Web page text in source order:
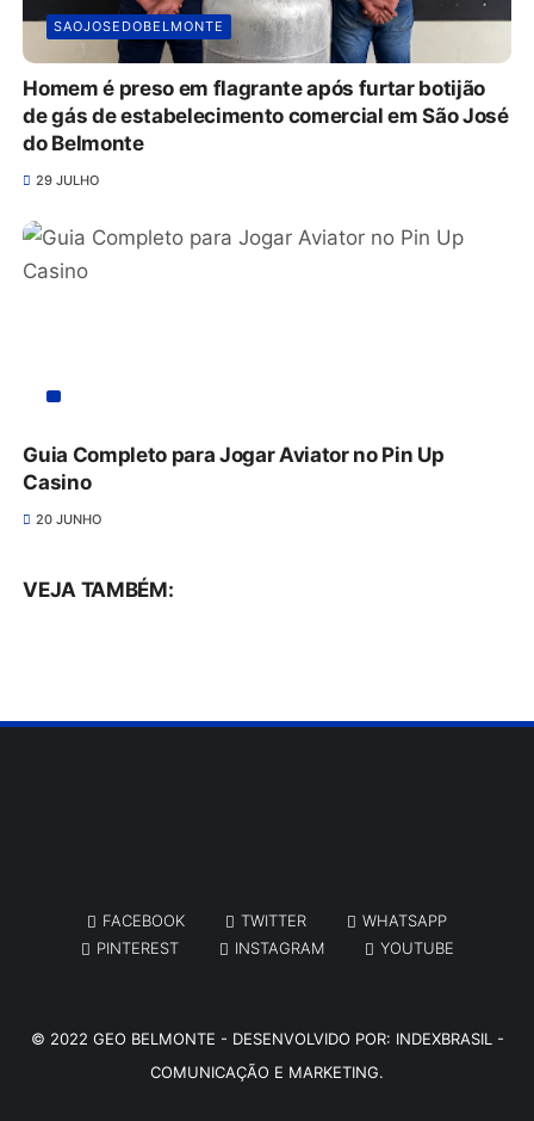
SAOJOSEDOBELMONTE
Homem é preso em flagrante após furtar botijão
de gás de estabelecimento comercial em São José
do Belmonte
29 JULHO
Guia Completo para Jogar Aviator no Pin Up
Casino
20 JUNHO
VEJA TAMBÉM:
FACEBOOK TWITTER
WHATSAPP
PINTEREST
INSTAGRAM YOUTUBE
© 2022 GEO BELMONTE - DESENVOLVIDO POR: INDEXBRASIL -
COMUNICAÇÃO E MARKETING.